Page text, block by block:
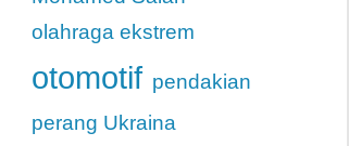
olahraga ekstrem
otomotif pendakian
perang Ukraina